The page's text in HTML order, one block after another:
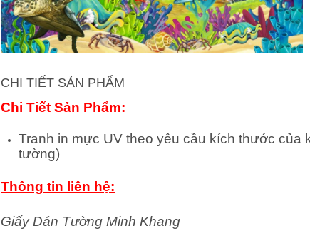
CHI TIẾT SẢN PHẨM
Chi Tiết Sản Phẩm:
Tranh in mực UV theo yêu cầu kích thước
tường)
Thông tin liên hệ:
Giấy Dán Tường Minh Khang